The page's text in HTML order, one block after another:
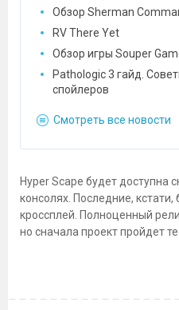
Обзор Sherman
RV There Yet
Обзор игры Souper
Pathologic 3 гайд.
спойлеров
Смотреть все новости
Hyper Scape будет доступна
консолях. Последние,
кроссплей. Полноценный
но сначала проект пройдет